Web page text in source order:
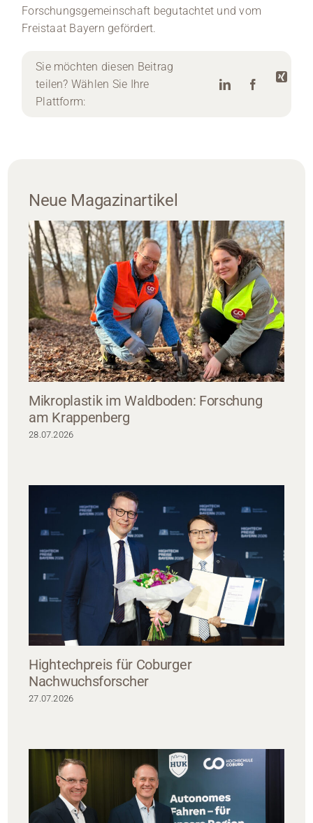
Forschungsgemeinschaft begutachtet und vom
Freistaat Bayern gefördert.
Sie möchten diesen Beitrag
teilen? Wählen Sie Ihre
Plattform:
Neue Magazinartikel
Mikroplastik im Waldboden: Forschung
am Krappenberg
28.07.2026
Hightechpreis für Coburger
Nachwuchsforscher
27.07.2026